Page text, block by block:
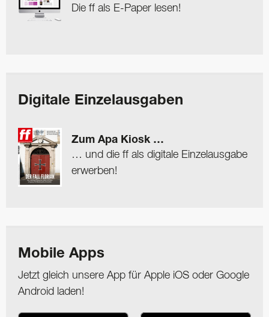
Die ff als E-Paper lesen!
Digitale Einzelausgaben
Zum Apa Kiosk …
… und die ff als digitale Einzelausgabe
erwerben!
Mobile Apps
Jetzt gleich unsere App für Apple iOS oder Google
Android laden!